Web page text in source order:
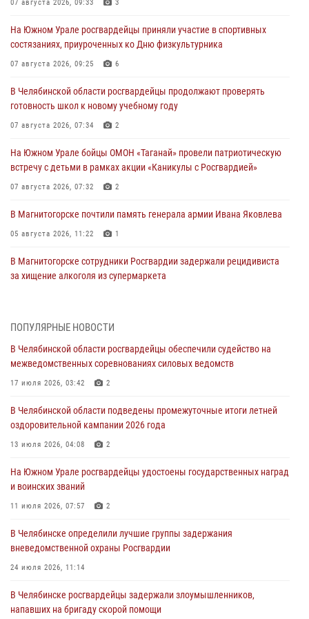
07 августа 2026, 09:33 3
На Южном Урале росгвардейцы приняли участие в спортивных
состязаниях, приуроченных ко Дню физкультурника
07 августа 2026, 09:25 6
В Челябинской области росгвардейцы продолжают проверять
готовность школ к новому учебному году
07 августа 2026, 07:34 2
На Южном Урале бойцы ОМОН «Таганай» провели патриотическую
встречу с детьми в рамках акции «Каникулы с Росгвардией»
07 августа 2026, 07:32 2
В Магнитогорске почтили память генерала армии Ивана Яковлева
05 августа 2026, 11:22 1
В Магнитогорске сотрудники Росгвардии задержали рецидивиста
за хищение алкоголя из супермаркета
На Южном Урале спецназ Росгвардии провел военно-полевые
Росгвардейцы задержали трёх магазинных воров в Челябинске
На Южном Урале сотрудники Росгвардии задержали
подозреваемого в совершении убийства
В Челябинской области росгвардейцами по горячим следам
задержан подозреваемый в грабеже
ПОПУЛЯРНЫЕ НОВОСТИ
В Челябинской области росгвардейцы обеспечили судейство на
межведомственных соревнованиях силовых ведомств
17 июля 2026, 03:42 2
В Челябинской области подведены промежуточные итоги летней
оздоровительной кампании 2026 года
13 июля 2026, 04:08 2
На Южном Урале росгвардейцы удостоены государственных наград
и воинских званий
11 июля 2026, 07:57 2
В Челябинске определили лучшие группы задержания
вневедомственной охраны Росгвардии
24 июля 2026, 11:14
В Челябинске росгвардейцы задержали злоумышленников,
напавших на бригаду скорой помощи